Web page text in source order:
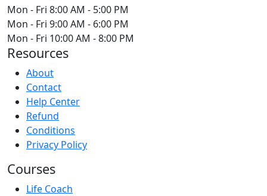
Mon - Fri 8:00 AM - 5:00 PM
Mon - Fri 9:00 AM - 6:00 PM
Mon - Fri 10:00 AM - 8:00 PM
Resources
About
Contact
Help Center
Refund
Conditions
Privacy Policy
Courses
Life Coach